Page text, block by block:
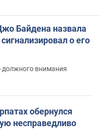
Байдена назвала
о его
должного внимания
обернулся
несправедливо